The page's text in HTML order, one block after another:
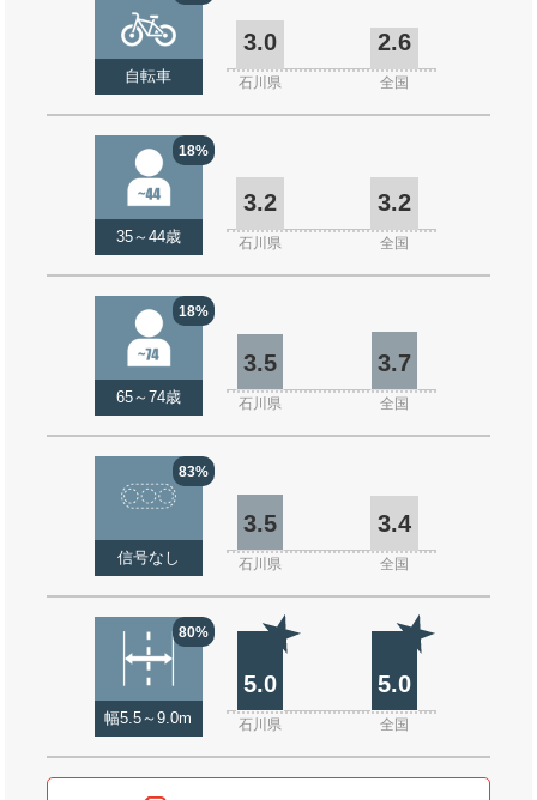
自転車
3.0 2.6
石川県 全国
18%
35～44歳
3.2 3.2
石川県 全国
18%
65～74歳
3.5 3.7
石川県 全国
83%
信号なし
3.5 3.4
石川県 全国
80%
幅5.5～9.0m
5.0 5.0
石川県 全国